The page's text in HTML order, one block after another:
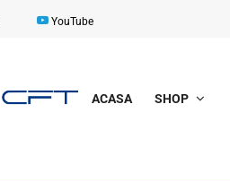
YouTube
ACASA SHOP